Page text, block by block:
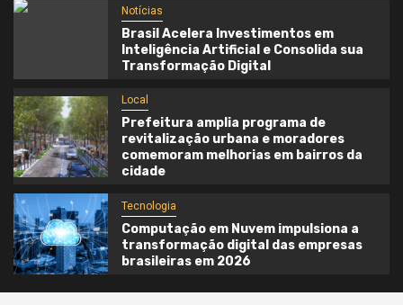
Notícias
Brasil Acelera Investimentos em
Inteligência Artificial e Consolida sua
Transformação Digital
Local
Prefeitura amplia programa de
revitalização urbana e moradores
comemoram melhorias em bairros da
cidade
Tecnologia
Computação em Nuvem impulsiona a
transformação digital das empresas
brasileiras em 2026